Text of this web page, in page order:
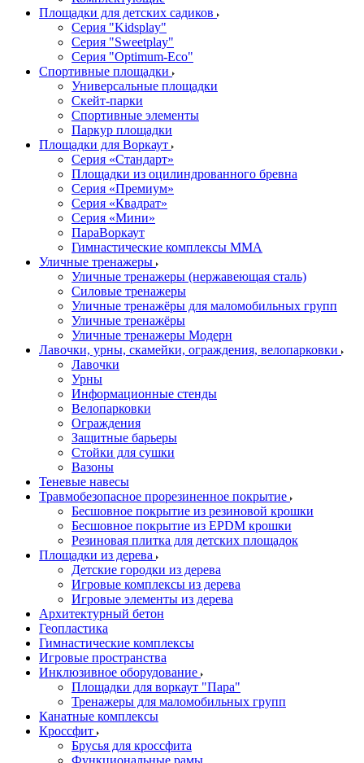
Площадки для детских садиков
Серия "Kidsplay"
Серия "Sweetplay"
Серия "Оptimum-Еco"
Спортивные площадки
Универсальные площадки
Скейт-парки
Спортивные элементы
Паркур площадки
Площадки для Воркаут
Серия «Стандарт»
Площадки из оцилиндрованного бревна
Серия «Премиум»
Серия «Квадрат»
Серия «Мини»
ПараВоркаут
Гимнастические комплексы ММА
Уличные тренажеры
Уличные тренажеры (нержавеющая сталь)
Силовые тренажеры
Уличные тренажёры для маломобильных групп
Уличные тренажёры
Уличные тренажеры Модерн
Лавочки, урны, скамейки, ограждения, велопарковки
Лавочки
Урны
Информационные стенды
Велопарковки
Ограждения
Защитные барьеры
Стойки для сушки
Вазоны
Теневые навесы
Травмобезопасное прорезиненное покрытие
Бесшовное покрытие из резиновой крошки
Бесшовное покрытие из EPDM крошки
Резиновая плитка для детских площадок
Площадки из дерева
Детские городки из дерева
Игровые комплексы из дерева
Игровые элементы из дерева
Архитектурный бетон
Геопластика
Гимнастические комплексы
Игровые пространства
Инклюзивное оборудование
Площадки для воркаут "Пара"
Тренажеры для маломобильных групп
Канатные комплексы
Кроссфит
Брусья для кроссфита
Функциональные рамы